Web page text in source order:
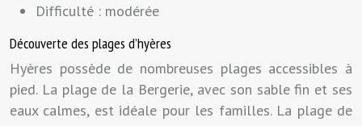
Difficulté : modérée
Découverte des plages d’hyères
Hyères possède de nombreuses plages accessibles à
pied. La plage de la Bergerie, avec son sable fin et ses
eaux calmes, est idéale pour les familles. La plage de